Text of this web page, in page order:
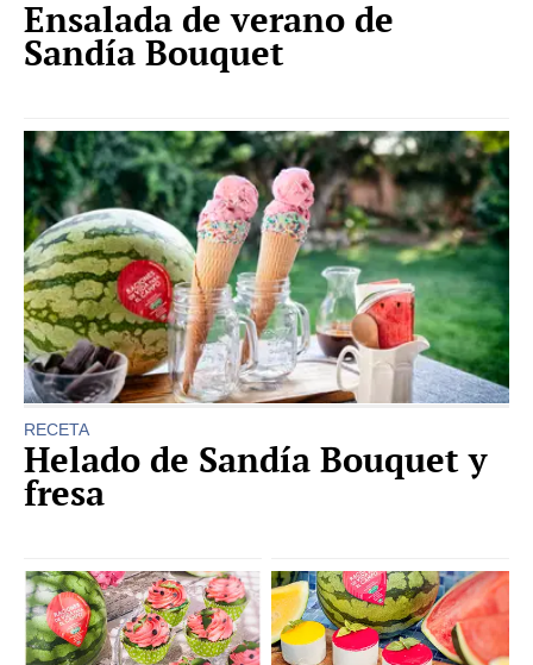
Ensalada de verano de
Sandía Bouquet
RECETA
Helado de Sandía Bouquet y
fresa